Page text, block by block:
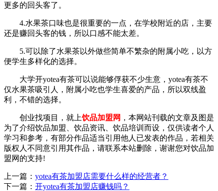
更多的回头客了。
4.水果茶口味也是很重要的一点，在学校附近的店，主要
还是赚回头客的钱，所以口感不能太差。
5.可以除了水果茶以外做些简单不繁杂的附属小吃，以方
便学生多样化的选择。
大学开yotea有茶可以说能够俘获不少生意，yotea有茶不
仅水果茶吸引人，附属小吃也学生喜爱的产品，所以双线盈
利，不错的选择。
创业找项目，就上饮品加盟网 ，本网站刊载的文章及图是
为了介绍饮品加盟、饮品资讯、饮品培训而设，仅供读者个人
学习和参考，有部分作品适当引用他人已发表的作品，若相关
版权人不同意引用其作品，请联系本站删除，谢谢您对饮品加
盟网的支持!
上一篇： yotea有茶加盟店需要什么样的经营者？
下一篇： 开yotea有茶加盟店赚钱吗？